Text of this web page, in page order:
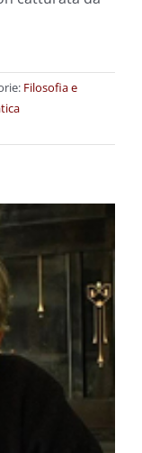
Filosofia e